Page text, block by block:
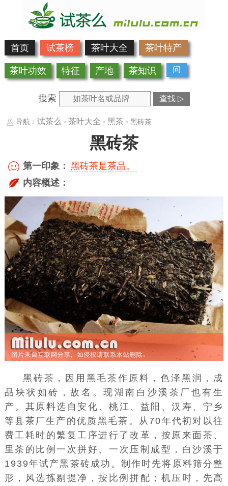
首页 试茶榜 茶叶大全 茶叶特产
茶叶功效 特征 产地 茶知识 问
搜索 查找 ▷
导航： 试茶么 > 茶叶大全 > 黑茶 > 黑砖茶
黑砖茶
第一印象： 黑砖茶是茶品。
内容概述：
黑砖茶 ，因用 黑毛茶作原料，色泽黑润，成
品块状如砖，故名。现湖南 白沙溪 茶厂也有生
产。其原料选自安化 、桃江 、 益阳 、汉寿 、 宁乡
等县茶厂生产的优质黑毛茶。从70年代初对以往
费工耗时的繁复工序进行了改革，按原来面茶 、
里茶 的比例一次拼好、一次 压制成型 ，白沙溪于
1939年试产黑茶砖成功。制作时先将原料筛分整
形，风选拣剔提净，按比例拼配；机压时，先高